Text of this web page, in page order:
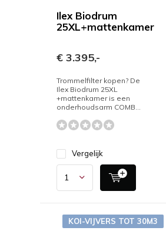
Ilex Biodrum
25XL+mattenkamer
€ 3.395,-
Trommelfilter kopen? De
Ilex Biodrum 25XL
+mattenkamer is een
onderhoudsarm COMB...
Vergelijk
KOI-VIJVERS TOT 30M3